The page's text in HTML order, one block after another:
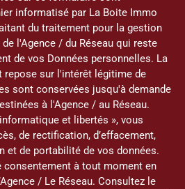
informatisé par La Boite Immo
du traitement pour la gestion
l'Agence / du Réseau qui reste
de vos Données personnelles. La
repose sur l'intérêt légitime de
sont conservées jusqu'à demande
à l'Agence / au Réseau.
et libertés », vous
de rectification, d’effacement,
et de portabilité de vos données.
consentement à tout moment en
/ Le Réseau. Consultez le